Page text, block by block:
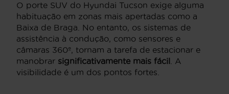
O porte SUV do Hyundai Tucson exige alguma
habituação em zonas mais apertadas como a
Baixa de Braga. No entanto, os sistemas de
assistência à condução, como sensores e
câmaras 360º, tornam a tarefa de estacionar e
manobrar significativamente mais fácil . A
visibilidade é um dos pontos fortes.